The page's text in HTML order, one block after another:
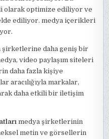
olarak optimize ediliyor ve
ediliyor. medya içerikleri
şirketlerine daha geniş bir
video paylaşım siteleri
daha fazla kişiye
aracılığıyla markalar,
daha etkili bir iletişim
medya şirketlerinin
metin ve görsellerin